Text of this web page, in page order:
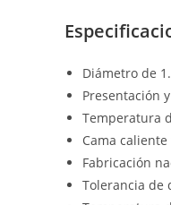
Diámetro de
Presentación
Temperatura
Cama
Fabricación
Tolerancia de